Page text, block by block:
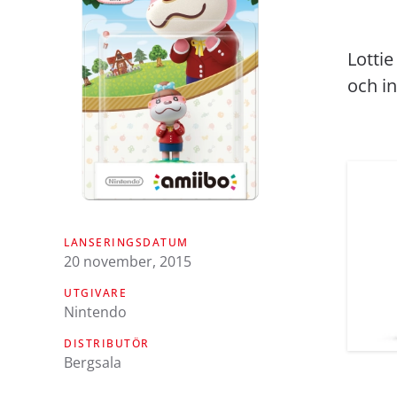
LANSERINGSDATUM
20 november, 2015
UTGIVARE
Nintendo
DISTRIBUTÖR
Bergsala
och